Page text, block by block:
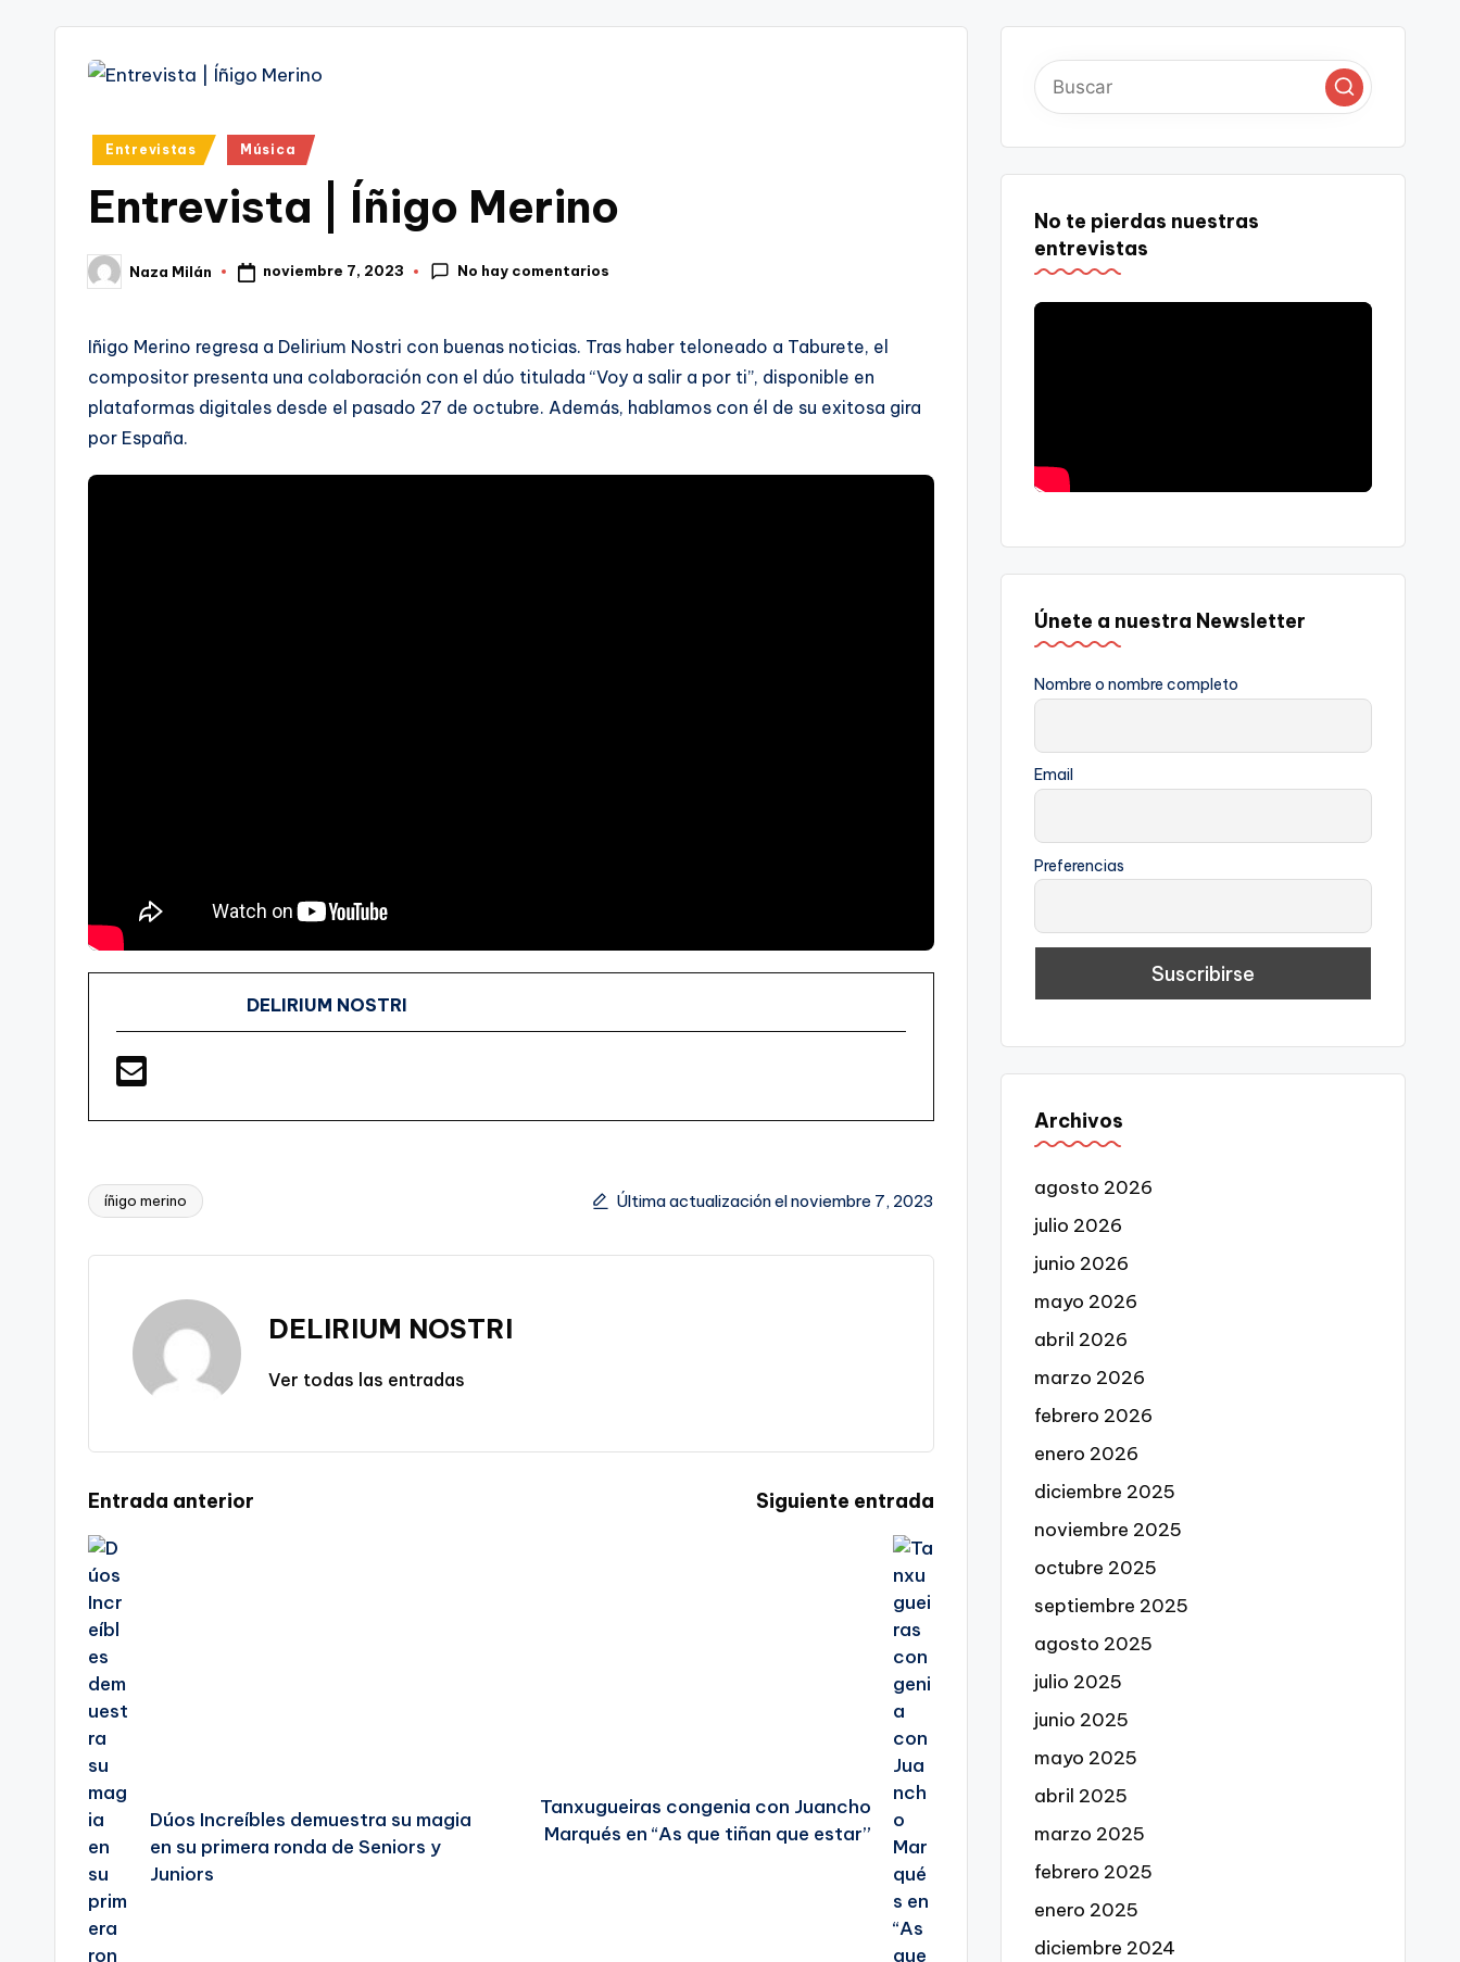
Publicado
Entrevistas Música
Entrevista | Íñigo Merino
Publicado
por
Naza Milán noviembre 7, 2023 No hay comentarios
Iñigo Merino regresa a Delirium Nostri con buenas noticias. Tras haber teloneado a Taburete, el
compositor presenta una colaboración con el dúo titulada “Voy a salir a por ti”, disponible en
plataformas digitales desde el pasado 27 de octubre. Además, hablamos con él de su exitosa gira
por España.
DELIRIUM NOSTRI
Etiquetas:
íñigo merino Última actualización el noviembre 7, 2023
DELIRIUM NOSTRI
Ver todas las entradas
Navegación
de
entradas
Entrada anterior
Dúos Increíbles demuestra su magia
en su primera ronda de Seniors y
Juniors
Siguiente entrada
Tanxugueiras congenia con Juancho
Marqués en “As que tiñan que estar”
No te pierdas nuestras
entrevistas
Únete a nuestra Newsletter
Nombre o nombre completo
Email
Preferencias
Archivos
agosto 2026
julio 2026
junio 2026
mayo 2026
abril 2026
marzo 2026
febrero 2026
enero 2026
diciembre 2025
noviembre 2025
octubre 2025
septiembre 2025
agosto 2025
julio 2025
junio 2025
mayo 2025
abril 2025
marzo 2025
febrero 2025
enero 2025
diciembre 2024